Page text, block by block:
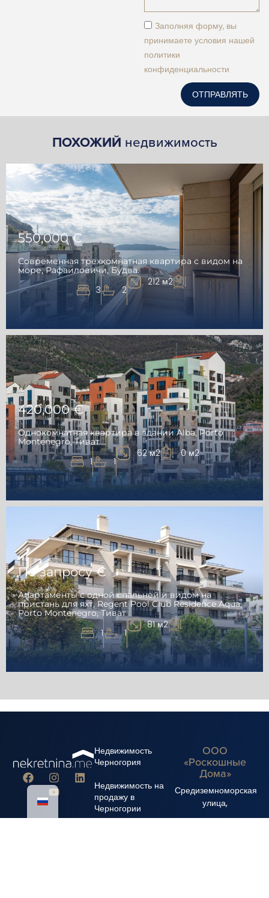
Заполняя форму, вы
принимаете условия нашей
политики
конфиденциальности
ОТПРАВЛЯТЬ
ПОХОЖИЙ недвижимость
550,000 €
Современная трехкомнатная квартира с видом на
море, Рафаиловичи, Будва.
3 2
212 м2
ПРОДАЛ
420,000 €
Однокомнатная квартира в здании Alba, Porto
Montenegro, Тиват
1 1
62 м2 0 м2
По запросу €
Апартаменты с одной спальней и видом на
пристань для яхт, Regent Pool Club Residence Aqua,
Porto Montenegro, Тиват
1 1
81 м2
Недвижимость
Черногория
Недвижимость на
продажу в
Черногории
ООО
«Роскошные
Дома»
Средиземноморская
улица,